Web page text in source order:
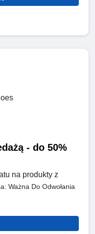
- do 50%
na produkty z
Ważna Do Odwołania